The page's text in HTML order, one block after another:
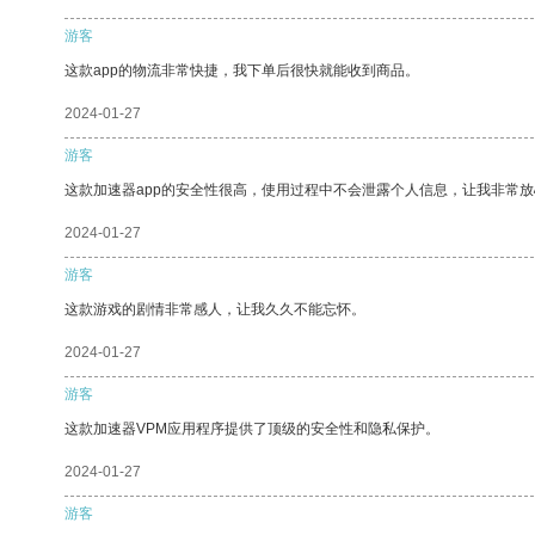
游客
这款app的物流非常快捷，我下单后很快就能收到商品。
2024-01-27
游客
这款加速器app的安全性很高，使用过程中不会泄露个人信息，让我非常
2024-01-27
游客
这款游戏的剧情非常感人，让我久久不能忘怀。
2024-01-27
游客
这款加速器VPM应用程序提供了顶级的安全性和隐私保护。
2024-01-27
游客